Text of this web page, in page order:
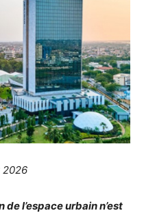
2026
l’espace urbain n’est